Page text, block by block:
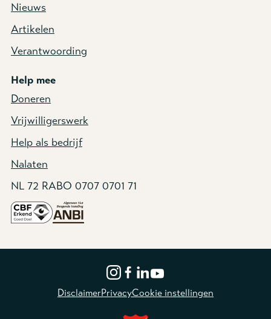
Nieuws
Artikelen
Verantwoording
Help mee
Doneren
Vrijwilligerswerk
Help als bedrijf
Nalaten
NL 72 RABO 0707 0701 71
DisclaimerPrivacyCookie instellingen